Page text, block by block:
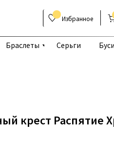
0 Корзина
Серьги Бусины Иконы
крест Распятие